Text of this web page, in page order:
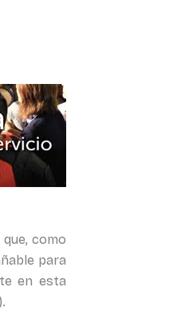
como
para
en esta